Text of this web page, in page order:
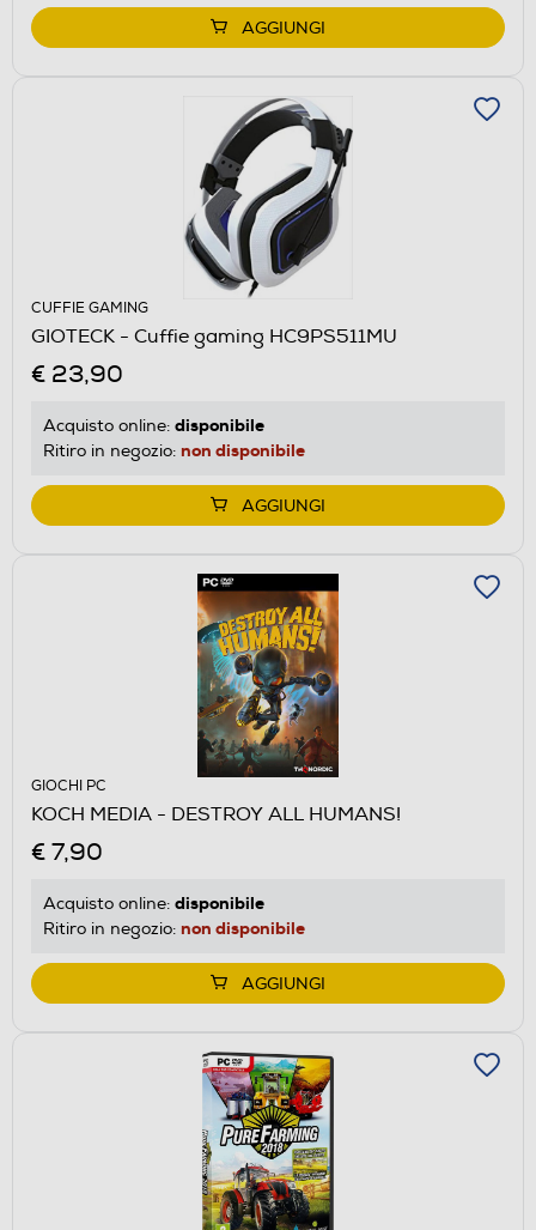
AGGIUNGI
CUFFIE GAMING
GIOTECK - Cuffie gaming HC9PS511MU
€ 23,90
Acquisto online: disponibile
Ritiro in negozio: non disponibile
AGGIUNGI
GIOCHI PC
KOCH MEDIA - DESTROY ALL HUMANS!
€ 7,90
Acquisto online: disponibile
Ritiro in negozio: non disponibile
AGGIUNGI